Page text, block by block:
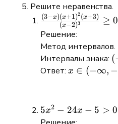
Решите неравенства.
\frac{(3-
x)
(x+1)^{2}
(x+3)}
{(x-
2)^{3}}
(x−2)3
(3−x)(x+1)2(x+3) ≥ 0
Решение:
Метод интервалов.
Интервалы знака: (-
(
Ответ: x \in
-3]
\cup \
x ∈ (−∞, −
5
x^{2}-24
5x2 − 24x − 5 > 0